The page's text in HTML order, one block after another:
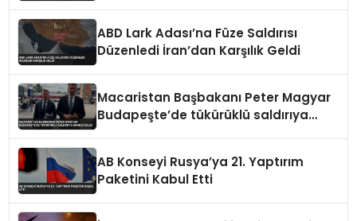
ABD Lark Adası’na Füze Saldırısı
Düzenledi İran’dan Karşılık Geldi
Macaristan Başbakanı Peter Magyar
Budapeşte’de tükürüklü saldırıya
AB Konseyi Rusya’ya 21. Yaptırım
Paketini Kabul Etti